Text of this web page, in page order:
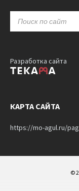
Разработка сайта
КАРТА САЙТА
https://mo-agul.ru/
©